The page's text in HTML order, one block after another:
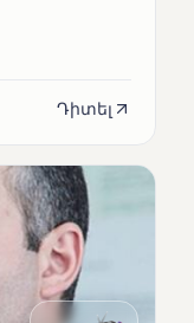
Դիտել